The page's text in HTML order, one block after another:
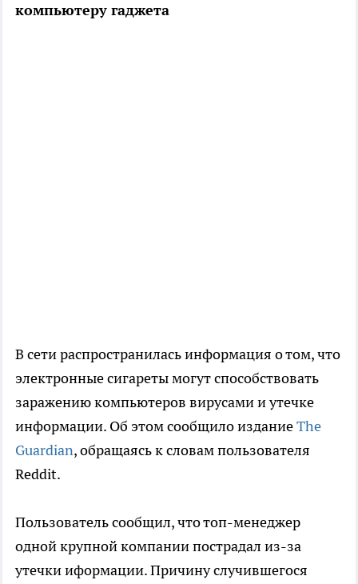
компьютеру гаджета
В сети распространилась информация о том, что
электронные сигареты могут способствовать
заражению компьютеров вирусами и утечке
информации. Об этом сообщило изданиеThe
Guardian, обращаясь к словам пользователя
Reddit.
Пользователь сообщил, что топ-менеджер
одной крупной компании пострадал из-за
утечки иформации. Причину случившегося